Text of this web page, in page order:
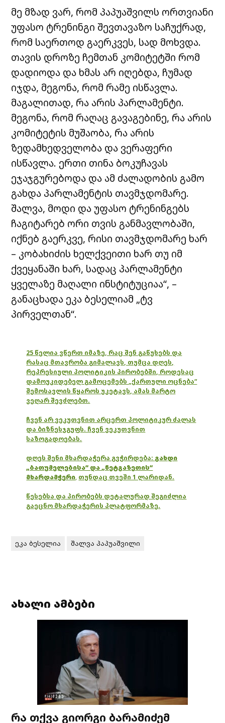
მე მზად ვარ, რომ პაპუაშვილს ორთვიანი
უფასო ტრენინგი შევთავაზო საჩუქრად,
რომ საერთოდ გაერკვეს, სად მოხვდა.
თავის დროზე ჩემთან კომიტეტში რომ
დადიოდა და ხმას არ იღებდა, ჩუმად
იჯდა, მეგონა, რომ რამე ისწავლა.
მაგალითად, რა არის პარლამენტი.
მეგონა, რომ რაღაც გავაგებინე, რა არის
კომიტეტის მუშაობა, რა არის
ზედამხედველობა და ვერაფერი
ისწავლა. ერთი თინა ბოკუჩავას
ეჯაჯგურებოდა და ამ ძალადობის გამო
გახდა პარლამენტის თავმჯდომარე.
შალვა, მოდი და უფასო ტრენინგებს
ჩაგიტარებ ორი თვის განმავლობაში,
იქნებ გაერკვე, რისი თავმჯდომარე ხარ
– კობახიძის ხელქვეითი ხარ თუ იმ
ქვეყანაში ხარ, სადაც პარლამენტი
ყველაზე მაღალი ინსტიტუციაა“, –
განაცხადა ეკა ბესელიამ „ტვ
პირველთან“.
25 წელია ვწერთ იმაზე, რაც შენ გაწუხებს და
რასაც მთავრობა გიმალავს, თუმცა დღეს,
რეპრესიული პოლიტიკის პირობებში, როდესაც
დამოუკიდებელ გამოცემებს „ქართული ოცნება“
შემოსავლის წყაროს უკეტავს, ამას მარტო
ვეღარ შევძლებთ.
ჩვენ არ ვეკუთვნით არცერთ პოლიტიკურ ძალას
და ბიზნესჯგუფს. ჩვენ ვეკუთვნით
საზოგადოებას.
დღეს შენი მხარდაჭერა გვჭირდება: გახდი
„ბათუმელებისა“ და „ნეტგაზეთის“
მხარდამჭერი, თუნდაც თვეში 1 ლარიდან.
წესებსა და პირობებს დეტალურად შეგიძლია
გაეცნო მხარდაჭერის პლატფორმაზე.
ეკა ბესელია შალვა პაპუაშვილი
ახალი ამბები
რა თქვა გიორგი ბარამიძემ